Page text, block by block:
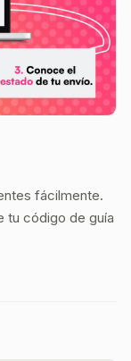
fácilmente.
tu código de guía